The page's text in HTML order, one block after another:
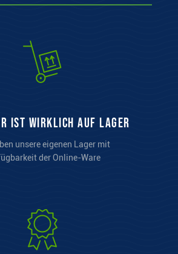
ist wirklich auf Lager
unsere eigenen Lager mit
der Online-Ware